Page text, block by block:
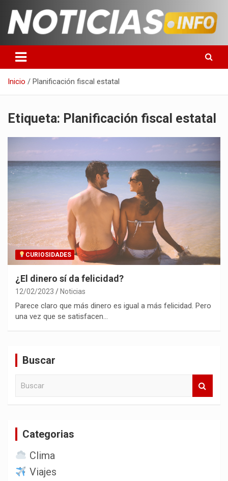
contenido
Noticias en español
Inicio Planificación fiscal estatal
Etiqueta: Planificación fiscal estatal
CURIOSIDADES
¿El dinero sí da felicidad?
12/02/2023 Noticias
Parece claro que más dinero es igual a más felicidad. Pero
una vez que se satisfacen…
Buscar
Categorias
Clima
Viajes